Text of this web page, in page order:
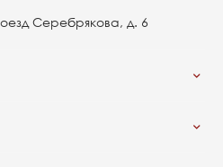
Серебрякова, д. 6